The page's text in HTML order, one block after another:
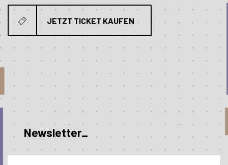
JETZT TICKET KAUFEN
Newsletter_